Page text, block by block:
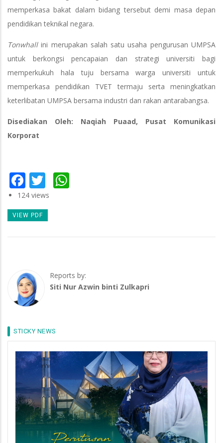
memperkasa bakat dalam bidang tersebut demi masa depan
pendidikan teknikal negara.
Tonwhallini merupakan salah satu usaha pengurusan UMPSA
untuk berkongsi pencapaian dan strategi universiti bagi
memperkukuh hala tuju bersama warga universiti untuk
memperkasa pendidikan TVET termaju serta meningkatkan
keterlibatan UMPSA bersama industri dan rakan antarabangsa.
Disediakan Oleh: Naqiah Puaad, Pusat Komunikasi
Korporat
Facebook
Twitter
124 views
VIEW PDF
Reports by:
Siti Nur Azwin binti Zulkapri
STICKY NEWS